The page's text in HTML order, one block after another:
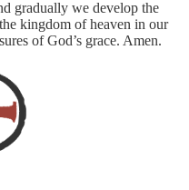
gradually we develop the
kingdom of heaven in our
of God’s grace. Amen.